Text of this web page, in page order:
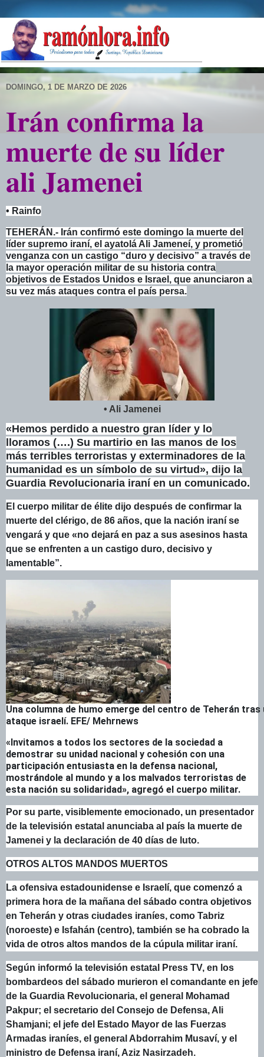
DOMINGO, 1 DE MARZO DE 2026
Irán confirma la
muerte de su líder
ali Jamenei
• Rainfo
TEHERÁN.- Irán confirmó este domingo la muerte del
líder supremo iraní, el ayatolá Ali Jameneí, y prometió
venganza con un castigo “duro y decisivo” a través de
la mayor operación militar de su historia contra
objetivos de Estados Unidos e Israel, que anunciaron a
su vez más ataques contra el país persa.
• Ali Jamenei
«Hemos perdido a nuestro gran líder y lo
lloramos (….) Su martirio en las manos de los
más terribles terroristas y exterminadores de la
humanidad es un símbolo de su virtud», dijo la
Guardia Revolucionaria iraní en un comunicado.
El cuerpo militar de élite dijo después de confirmar la
muerte del clérigo, de 86 años, que la nación iraní se
vengará y que «no dejará en paz a sus asesinos hasta
que se enfrenten a un castigo duro, decisivo y
lamentable”.
Una columna de humo emerge del centro de Teherán tras
ataque israelí. EFE/ Mehrnews
«Invitamos a todos los sectores de la sociedad a
demostrar su unidad nacional y cohesión con una
participación entusiasta en la defensa nacional,
mostrándole al mundo y a los malvados terroristas de
esta nación su solidaridad», agregó el cuerpo militar.
Por su parte, visiblemente emocionado, un presentador
de la televisión estatal anunciaba al país la muerte de
Jamenei y la declaración de 40 días de luto.
OTROS ALTOS MANDOS MUERTOS
La ofensiva estadounidense e Israelí, que comenzó a
primera hora de la mañana del sábado contra objetivos
en Teherán y otras ciudades iraníes, como Tabriz
(noroeste) e Isfahán (centro), también se ha cobrado la
vida de otros altos mandos de la cúpula militar iraní.
Según informó la televisión estatal Press TV, en los
bombardeos del sábado murieron el comandante en jefe
de la Guardia Revolucionaria, el general Mohamad
Pakpur; el secretario del Consejo de Defensa, Ali
Shamjani; el jefe del Estado Mayor de las Fuerzas
Armadas iraníes, el general Abdorrahim Musaví, y el
ministro de Defensa iraní, Aziz Nasirzadeh.